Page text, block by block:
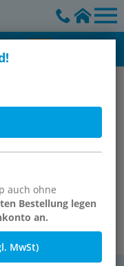
auch ohne
Bestellung legen
an.
MwSt)
16x1),